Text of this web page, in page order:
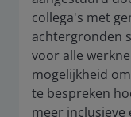
collega's met
achtergronden
voor alle
mogelijkheid
te bespreken
meer